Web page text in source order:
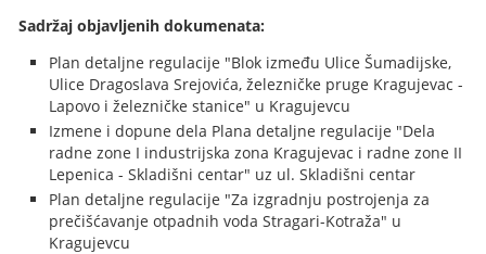
Sadržaj objavljenih dokumenata:
Plan detaljne regulacije "Blok između Ulice Šumadijske,
Ulice Dragoslava Srejovića, železničke pruge Kragujevac -
Lapovo i železničke stanice" u Kragujevcu
Izmene i dopune dela Plana detaljne regulacije "Dela
radne zone I industrijska zona Kragujevac i radne zone II
Lepenica - Skladišni centar" uz ul. Skladišni centar
Plan detaljne regulacije "Za izgradnju postrojenja za
prečišćavanje otpadnih voda Stragari-Kotraža" u
Kragujevcu